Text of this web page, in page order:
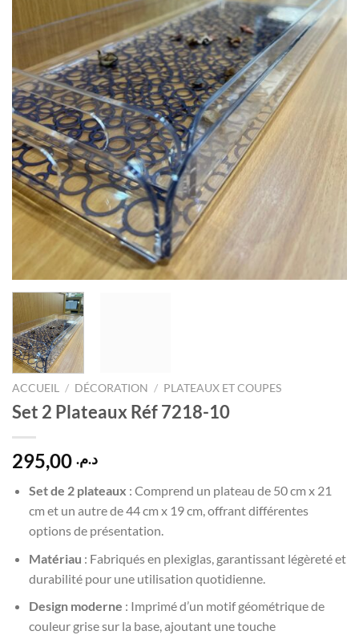
ACCUEIL / DÉCORATION / PLATEAUX ET COUPES
Set 2 Plateaux Réf 7218-10
د.م.
Set de 2 plateaux : Comprend un plateau de 50 cm x 21
cm et un autre de 44 cm x 19 cm, offrant différentes
options de présentation.
Matériau : Fabriqués en plexiglas, garantissant légèreté et
durabilité pour une utilisation quotidienne.
Design moderne : Imprimé d’un motif géométrique de
couleur grise sur la base, ajoutant une touche